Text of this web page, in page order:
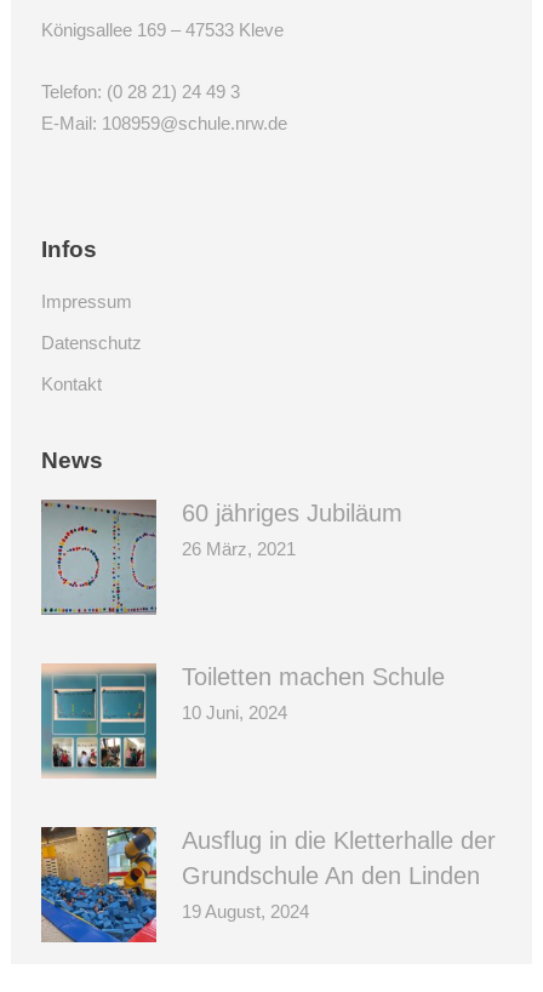
Königsallee 169 – 47533 Kleve
Telefon: (0 28 21) 24 49 3
E-Mail: 108959@schule.nrw.de
Infos
Impressum
Datenschutz
Kontakt
News
60 jähriges Jubiläum
26 März, 2021
Toiletten machen Schule
10 Juni, 2024
Ausflug in die Kletterhalle der
Grundschule An den Linden
19 August, 2024